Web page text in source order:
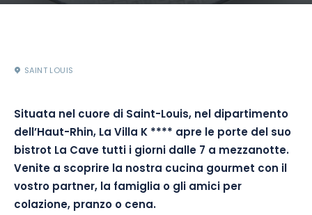
SAINT LOUIS
Situata nel cuore di Saint-Louis, nel dipartimento
dell’Haut-Rhin, La Villa K **** apre le porte del suo
bistrot La Cave tutti i giorni dalle 7 a mezzanotte.
Venite a scoprire la nostra cucina gourmet con il
vostro partner, la famiglia o gli amici per
colazione, pranzo o cena.